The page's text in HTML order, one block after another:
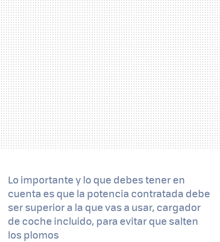
Lo importante y lo que debes tener en
cuenta es que la potencia contratada debe
ser superior a la que vas a usar, cargador
de coche incluido, para evitar que salten
los plomos